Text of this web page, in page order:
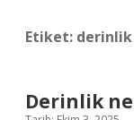
Etiket: derinlik
Derinlik